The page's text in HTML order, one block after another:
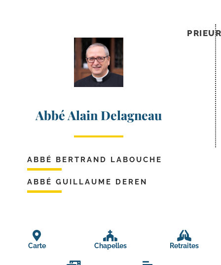
Abbé Alain Delagneau
ABBÉ BERTRAND LABOUCHE
ABBÉ GUILLAUME DEREN
Carte Chapelles Retraites